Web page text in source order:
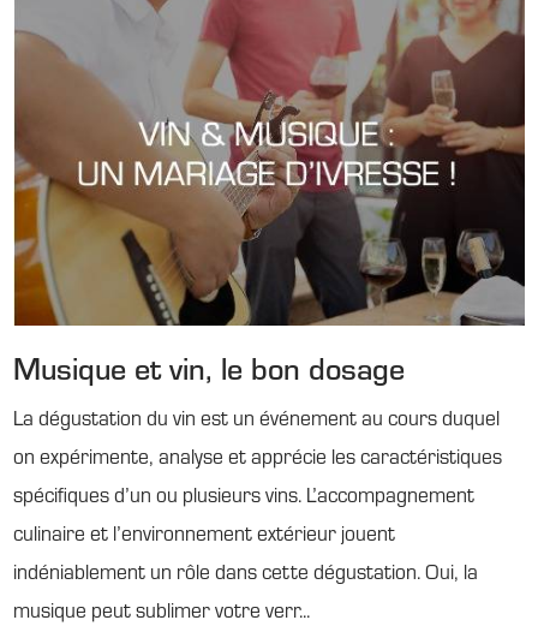
Musique et vin, le bon dosage
La dégustation du vin est un événement au cours duquel
on expérimente, analyse et apprécie les caractéristiques
spécifiques d’un ou plusieurs vins. L’accompagnement
culinaire et l’environnement extérieur jouent
indéniablement un rôle dans cette dégustation. Oui, la
musique peut sublimer votre verr...